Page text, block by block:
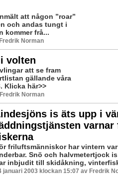
att någon ”roar”
och andas tungt i
kommer frå...
Norman
volten
att se fram
gällande våra
Klicka här>>
Norman
is äts upp i
varnar
friluftsmänniskor har vintern
Snö och halvmetertjock
inbjudit till skidåkning,
januari 2003 klockan 15:07 av Fredrik